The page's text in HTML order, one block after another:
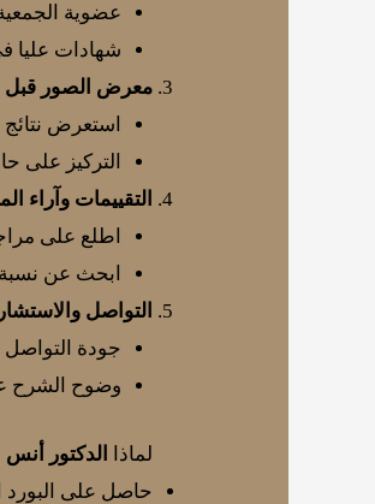
عضوية
شهادات عليا
معرض الصور قبل
استعرض
التركيز على
التقييمات وآراء
اطلع على
ابحث عن نسبة
التواصل
جودة التواصل
وضوح الشرح
لماذا الدكتور أنس
حاصل على البورد